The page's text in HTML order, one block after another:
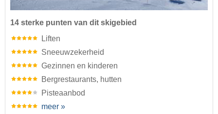
14 sterke punten van dit skigebied
Liften
Sneeuwzekerheid
Gezinnen en kinderen
Bergrestaurants, hutten
Pisteaanbod
meer »